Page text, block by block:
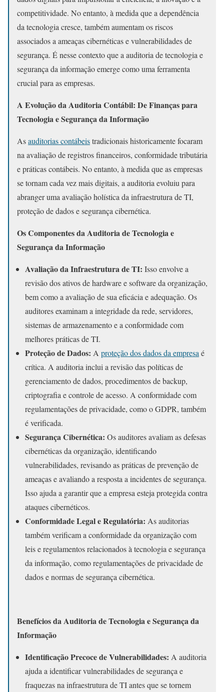
competitividade. No entanto, à medida que a dependência
da tecnologia cresce, também aumentam os riscos
associados a ameaças cibernéticas e vulnerabilidades de
segurança. É nesse contexto que a auditoria de tecnologia e
segurança da informação emerge como uma ferramenta
crucial para as empresas.
A Evolução da Auditoria Contábil: De Finanças para
Tecnologia e Segurança da Informação
Asauditorias contábeistradicionais historicamente focaram
na avaliação de registros financeiros, conformidade tributária
e práticas contábeis. No entanto, à medida que as empresas
se tornam cada vez mais digitais, a auditoria evoluiu para
abranger uma avaliação holística da infraestrutura de TI,
proteção de dados e segurança cibernética.
Os Componentes da Auditoria de Tecnologia e
Segurança da Informação
Avaliação da Infraestrutura de TI: Isso envolve a
revisão dos ativos de hardware e software da organização,
bem como a avaliação de sua eficácia e adequação. Os
auditores examinam a integridade da rede, servidores,
sistemas de armazenamento e a conformidade com
melhores práticas de TI.
Proteção de Dados: A proteção dos dados da empresa é
crítica. A auditoria inclui a revisão das políticas de
gerenciamento de dados, procedimentos de backup,
criptografia e controle de acesso. A conformidade com
regulamentações de privacidade, como o GDPR, também
é verificada.
Segurança Cibernética: Os auditores avaliam as defesas
cibernéticas da organização, identificando
vulnerabilidades, revisando as práticas de prevenção de
ameaças e avaliando a resposta a incidentes de segurança.
Isso ajuda a garantir que a empresa esteja protegida contra
ataques cibernéticos.
Conformidade Legal e Regulatória: As auditorias
também verificam a conformidade da organização com
leis e regulamentos relacionados à tecnologia e segurança
da informação, como regulamentações de privacidade de
dados e normas de segurança cibernética.
Benefícios da Auditoria de Tecnologia e Segurança da
Informação
Identificação Precoce de Vulnerabilidades: A auditoria
ajuda a identificar vulnerabilidades de segurança e
fraquezas na infraestrutura de TI antes que se tornem